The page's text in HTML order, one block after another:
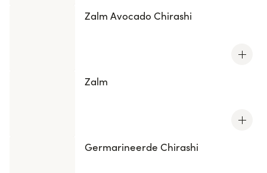
Zalm Avocado Chirashi
Zalm
Germarineerde Chirashi